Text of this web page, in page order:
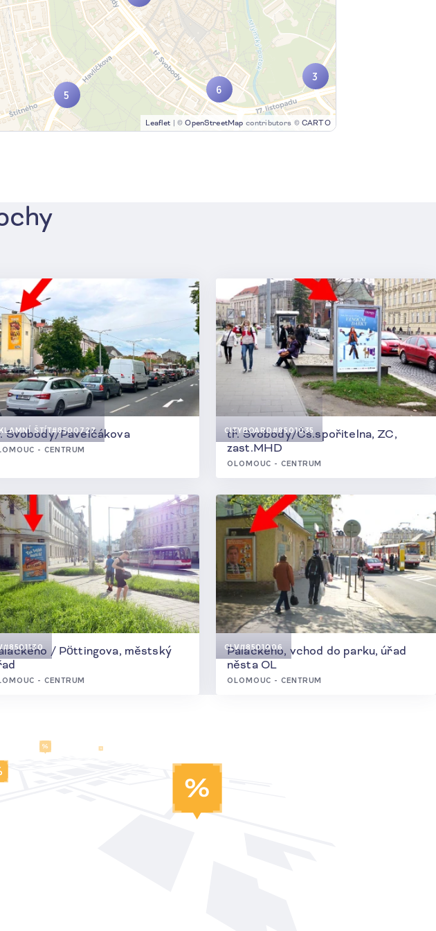
3
5
6
2
5
Leaflet | ©OpenStreetMap contributors © CARTO
ŠTÍT#8500727
Svobody/Pavelčákova
- CENTRUM
CITYBOARD#8501035
tř. Svobody/Čs.spořitelna, ZC,
zast.MHD
OLOMOUC - CENTRUM
#8501130
/ Pöttingova, městský
- CENTRUM
CLV#8501006
Palackého, vchod do parku, úřad
něsta OL
OLOMOUC - CENTRUM